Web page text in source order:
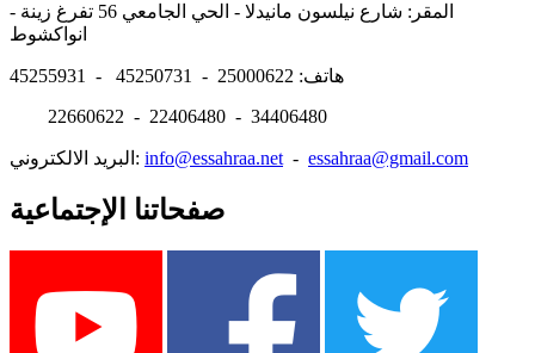
المقر: شارع نيلسون مانيدلا - الحي الجامعي 56 تفرغ زينة -
هاتف: 25000622 - 45250731 - 45255931
22660622 - 22406480 - 34406480
البريد الالكتروني: info@essahraa.net - essahraa@gmail.com
صفحاتنا الإجتماعية